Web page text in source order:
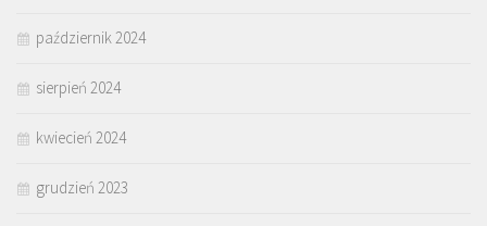
październik 2024
sierpień 2024
kwiecień 2024
grudzień 2023